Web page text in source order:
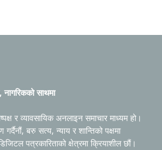
साथमा
र व्यावसायिक अनलाइन समाचार माध्यम हो।
बरु सत्य, न्याय र शान्तिको पक्षमा
पत्रकारिताको क्षेत्रमा क्रियाशील छौं।